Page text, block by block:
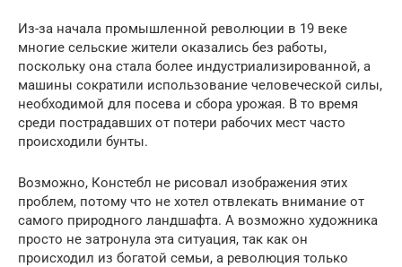
Из-за начала промышленной революции в 19 веке
многие сельские жители оказались без работы,
поскольку она стала более индустриализированной, а
машины сократили использование человеческой силы,
необходимой для посева и сбора урожая. В то время
среди пострадавших от потери рабочих мест часто
происходили бунты.
Возможно, Констебл не рисовал изображения этих
проблем, потому что не хотел отвлекать внимание от
самого природного ландшафта. А возможно художника
просто не затронула эта ситуация, так как он
происходил из богатой семьи, а революция только